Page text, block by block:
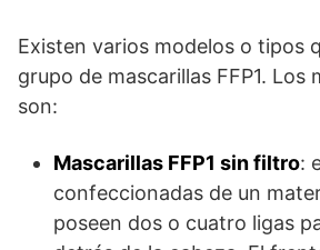
Existen varios modelos o tipos
grupo de mascarillas FFP1. Los
son:
Mascarillas FFP1 sin filtro:
confeccionadas de un
poseen dos o cuatro ligas